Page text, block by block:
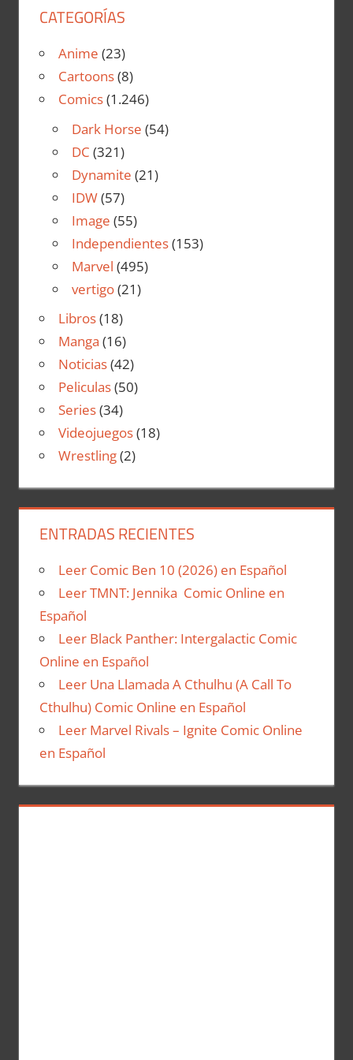
CATEGORÍAS
Anime (23)
Cartoons(8)
Comics(1.246)
Dark Horse (54)
DC (321)
Dynamite (21)
IDW(57)
Image (55)
Independientes(153)
Marvel (495)
vertigo(21)
Libros(18)
Manga (16)
Noticias(42)
Peliculas(50)
Series(34)
Videojuegos(18)
Wrestling(2)
ENTRADAS RECIENTES
Leer Comic Ben 10 (2026) en Español
Leer TMNT: Jennika Comic Online en
Español
Leer Black Panther: Intergalactic Comic
Online en Español
Leer Una Llamada A Cthulhu (A Call To
Cthulhu) Comic Online en Español
Leer Marvel Rivals – Ignite Comic Online
en Español